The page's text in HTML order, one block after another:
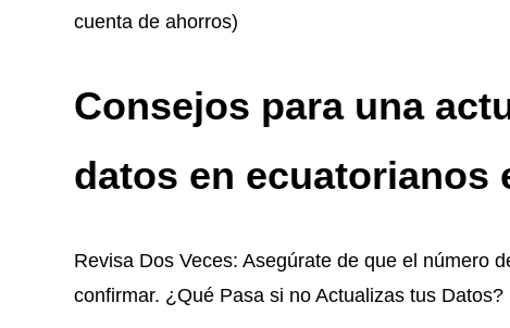
cuenta de ahorros)
Consejos para una
datos en ecuatorianos
Revisa Dos Veces: Asegúrate de que el número
confirmar. ¿Qué Pasa si no Actualizas tus Datos?